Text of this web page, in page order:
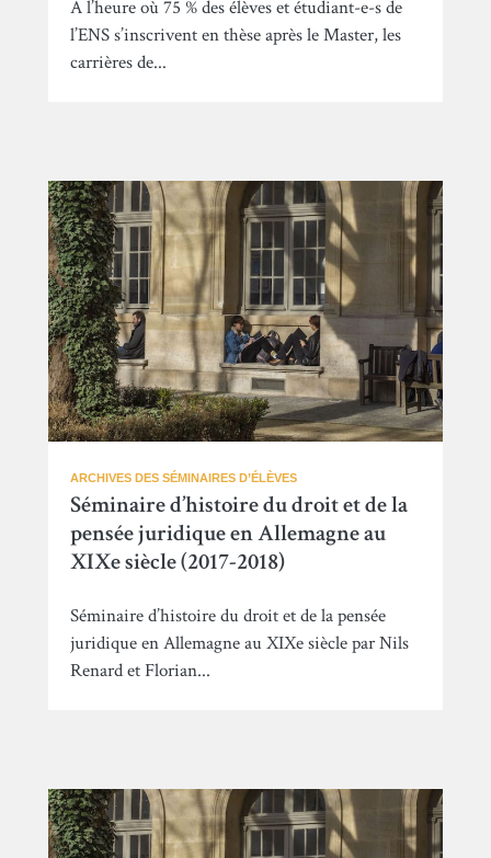
À l’heure où 75 % des élèves et étudiant-e-s de
l’ENS s’inscrivent en thèse après le Master, les
carrières de...
ARCHIVES DES SÉMINAIRES D’ÉLÈVES
Séminaire d’histoire du droit et de la
pensée juridique en Allemagne au
XIXe siècle (2017-2018)
Séminaire d’histoire du droit et de la pensée
juridique en Allemagne au XIXe siècle par Nils
Renard et Florian...